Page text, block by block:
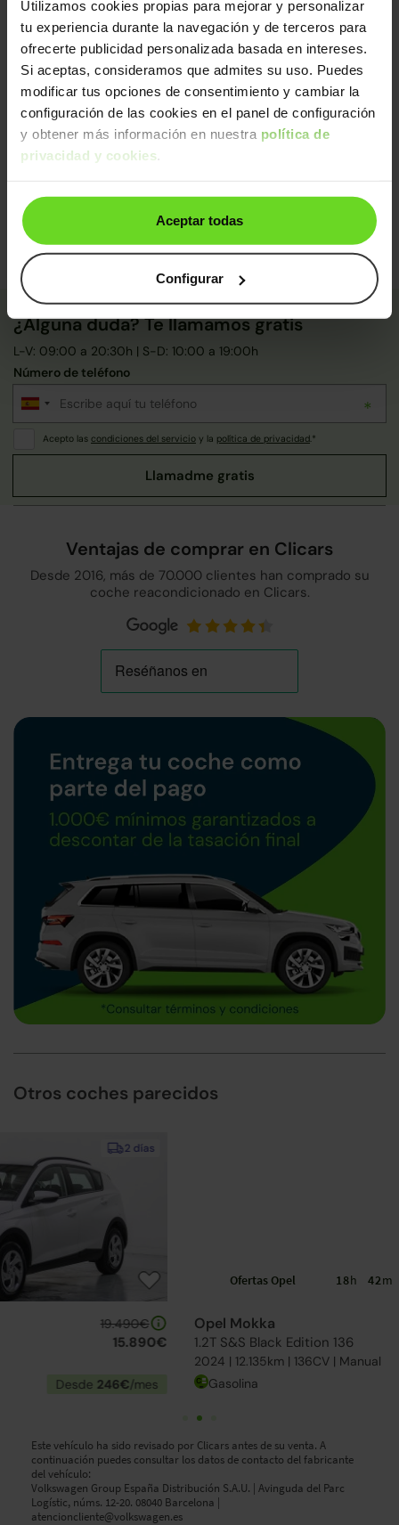
Utilizamos cookies propias para mejorar y personalizar
tu experiencia durante la navegación y de terceros para
ofrecerte publicidad personalizada basada en intereses.
Si aceptas, consideramos que admites su uso. Puedes
modificar tus opciones de consentimiento y cambiar la
configuración de las cookies en el panel de configuración
y obtener más información en nuestra política de
privacidad y cookies.
Aceptar todas
Configurar
Diagnosis avanzada
Mecánica impecable (con sustitución de piezas
clave)
Control final de calidad y seguridad
De un equipo de+250 expertos, este coche ha sido
certificado y pasado control de calidad:
Calidad: Rossana Marcela
¿Alguna duda? Te llamamos gratis
L-V: 09:00 a 20:30h | S-D: 10:00 a 19:00h
Número de teléfono
Acepto las condiciones del servicio y la política de privacidad.*
Ventajas de comprar en Clicars
Desde 2016, más de 70.000 clientes han comprado su
coche reacondicionado en Clicars.
Otros coches parecidos
Ofertas Opel 18 55s
1.2T S&S Black Edition 136
2024 | 12.135km | 136CV | Manual
15.690€
Gasolina
Este vehículo ha sido revisado por Clicars antes de su venta. A
continuación puedes consultar los datos de contacto del fabricante
del vehículo:
Volkswagen Group España Distribución S.A.U. | Avinguda del Parc
Logístic, núms. 12-20. 08040 Barcelona |
atencioncliente@volkswagen.es